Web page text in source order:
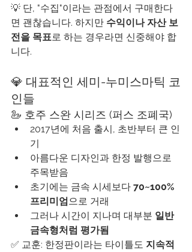
💡 단, "수집"이라는 관점에서 구매한다
면 괜찮습니다. 하지만 수익이나 자산 보
전을 목표 로 하는 경우라면 신중해야 합
니다.
💎 대표적인 세미-누미스마틱 코
인들
🦢 호주 스완 시리즈 (퍼스 조폐국)
2017년에 처음 출시, 초반부터 큰 인
기
아름다운 디자인과 한정 발행으로
주목받음
초기에는 금속 시세보다 70~100%
프리미엄 으로 거래
그러나 시간이 지나며 대부분 일반
금속형처럼 평가됨
✅ 교훈: 한정판이라는 타이틀도 지속적